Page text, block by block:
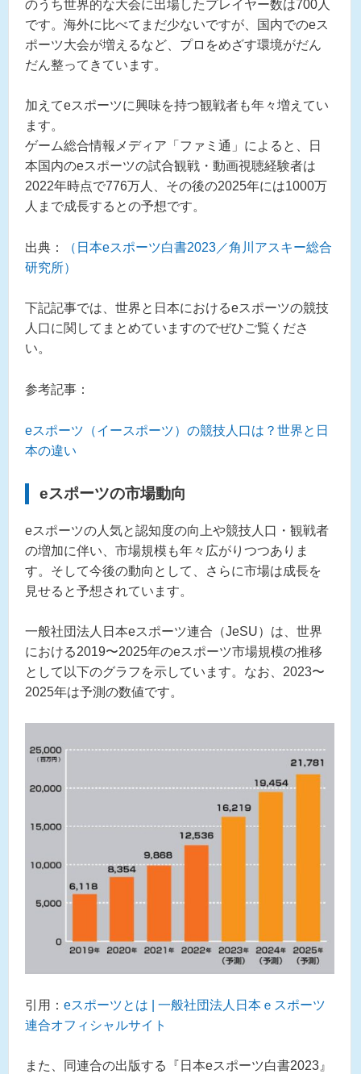
のうち世界的な大会に出場したプレイヤー数は700人
です。海外に比べてまだ少ないですが、国内でのeス
ポーツ大会が増えるなど、プロをめざす環境がだん
だん整ってきています。
加えてeスポーツに興味を持つ観戦者も年々増えてい
ます。
ゲーム総合情報メディア「ファミ通」によると、日
本国内のeスポーツの試合観戦・動画視聴経験者は
2022年時点で776万人、その後の2025年には1000万
人まで成長するとの予想です。
出典：
（日本eスポーツ白書2023／角川アスキー総合
研究所）
下記記事では、世界と日本におけるeスポーツの競技
人口に関してまとめていますのでぜひご覧くださ
い。
参考記事：
eスポーツ（イースポーツ）の競技人口は？世界と日
本の違い
eスポーツの市場動向
eスポーツの人気と認知度の向上や競技人口・観戦者
の増加に伴い、市場規模も年々広がりつつありま
す。そして今後の動向として、さらに市場は成長を
見せると予想されています。
一般社団法人日本eスポーツ連合（JeSU）は、世界
における2019〜2025年のeスポーツ市場規模の推移
として以下のグラフを示しています。なお、2023〜
2025年は予測の数値です。
引用： eスポーツとは | 一般社団法人日本ｅスポーツ
連合オフィシャルサイト
また、同連合の出版する『日本eスポーツ白書2023』